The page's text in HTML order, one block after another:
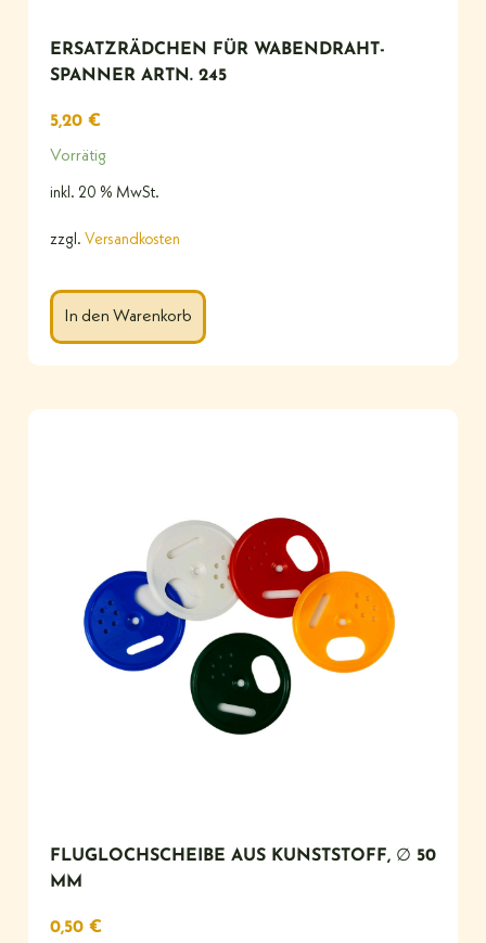
ERSATZRÄDCHEN FÜR WABENDRAHT-
SPANNER ARTN. 245
5,20 €
Vorrätig
inkl. 20 % MwSt.
zzgl. Versandkosten
In den Warenkorb
FLUGLOCHSCHEIBE AUS KUNSTSTOFF, ∅ 50
MM
0,50 €